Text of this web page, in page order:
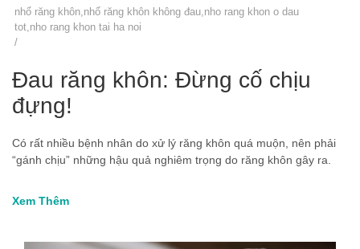
nhổ răng khôn nhổ răng khôn không đau nho rang khon o dau
tot nho rang khon tai ha noi
/
Đau răng khôn: Đừng cố chịu
đựng!
Có rất nhiều bệnh nhân do xử lý răng khôn quá muộn, nên phải
“gánh chịu” những hậu quả nghiêm trọng do răng khôn gây ra.
Xem Thêm